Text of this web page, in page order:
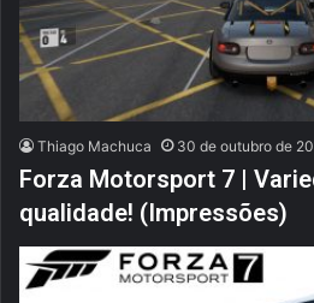
Thiago Machuca 30 de outubro de
Forza Motorsport 7 |
qualidade! (Impressões)